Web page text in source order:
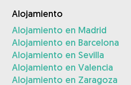
Alojamiento
Alojamiento en Madrid
Alojamiento en Barcelona
Alojamiento en Sevilla
Alojamiento en Valencia
Alojamiento en Zaragoza